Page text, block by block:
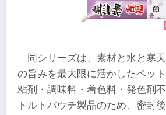
同シリーズは、素材と水と寒
の旨みを最大限に活かしたペッ
粘剤・調味料・着色料・発色剤
トルトパウチ製品のため、密封